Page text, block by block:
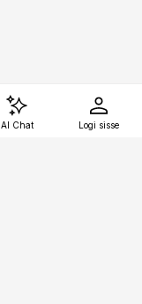
AI Chat Logi sisse